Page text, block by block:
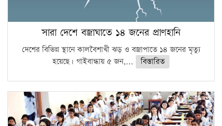
সারা দেশে বজ্রাঘাতে ১৪ জনের প্রাণহানি
দেশের বিভিন্ন স্থানে কালবৈশাখী ঝড় ও বজ্রাপাতে ১৪ জনের মৃত্যু
হয়েছে। গাইবান্ধায় ৫ জন,...
বিস্তারিত